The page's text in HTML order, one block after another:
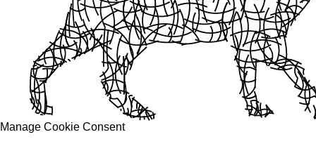
Manage Cookie Consent